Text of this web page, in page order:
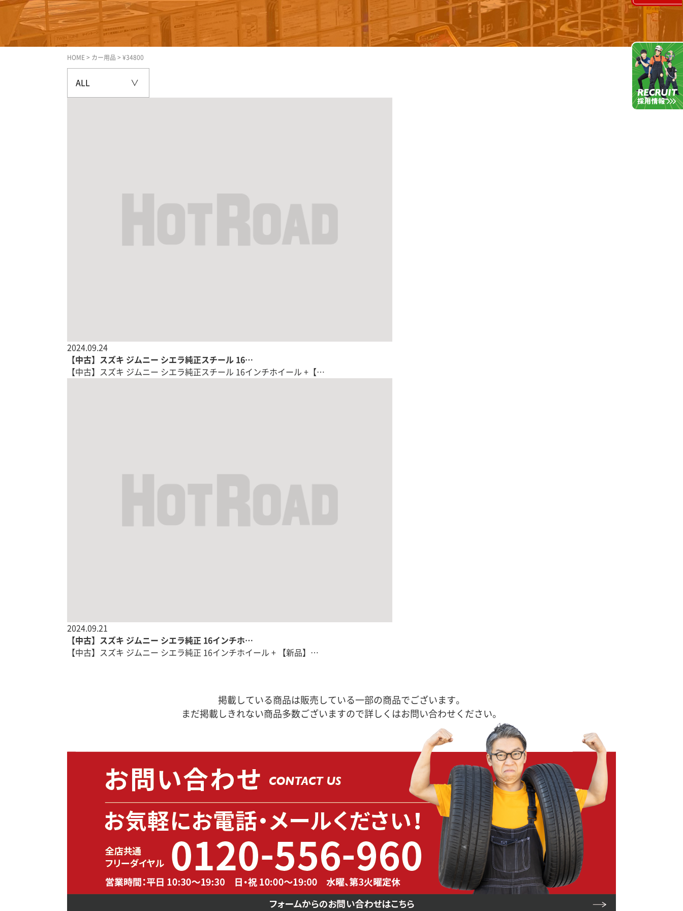
HOME > カー用品 > ¥34800
2024.09.24
【中古】スズキ ジムニー シエラ純正スチール 16…
【中古】スズキ ジムニー シエラ純正スチール 16インチホイール +【…
2024.09.21
【中古】スズキ ジムニー シエラ純正 16インチホ…
【中古】スズキ ジムニー シエラ純正 16インチホイール + 【新品】…
掲載している商品は販売している一部の商品でございます。
まだ掲載しきれない商品多数ございますので詳しくはお問い合わせください。